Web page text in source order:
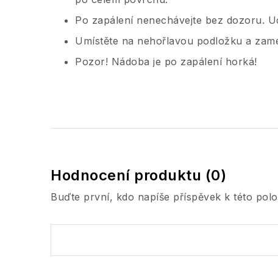
Po zapálení nenechávejte bez dozoru.
Umístěte na nehořlavou podložku a
Pozor! Nádoba je po zapálení horká!
Hodnocení produktu (0)
Buďte první, kdo napíše příspěvek k této